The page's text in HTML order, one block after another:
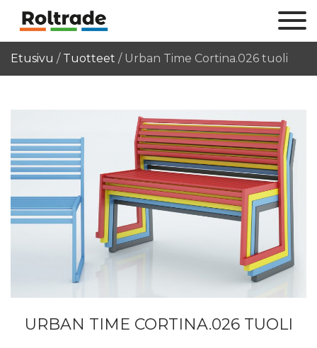
Etusivu / Tuotteet / Urban Time Cortina.026 tuoli
URBAN TIME CORTINA.026 TUOLI